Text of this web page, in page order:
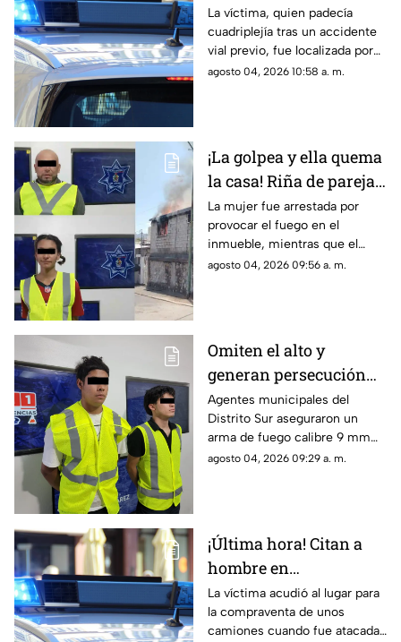
encuentra MUERTA,
pero la postura de su
cuerpo desata
sospechas
La víctima, quien padecía
cuadriplejía tras un accidente
vial previo, fue localizada por
su hermano; las autoridades
agosto 04, 2026 10:58 a. m.
¡La golpea y ella quema
la casa! Riña de pareja
termina en incendio
total de vivienda en
Ciudad Juárez
La mujer fue arrestada por
provocar el fuego en el
inmueble, mientras que el
hombre fue detenido por
agosto 04, 2026 09:56 a. m.
Omiten el alto y
generan persecución
en Ciudad Juárez; tres
son menores de edad
Agentes municipales del
Distrito Sur aseguraron un
arma de fuego calibre 9 mm
luego de frenar la huida de un
agosto 04, 2026 09:29 a. m.
¡Última hora! Citan a
hombre en
supermercado de
bulevar Zaragoza y lo
La víctima acudió al lugar para
la compraventa de unos
camiones cuando fue atacada